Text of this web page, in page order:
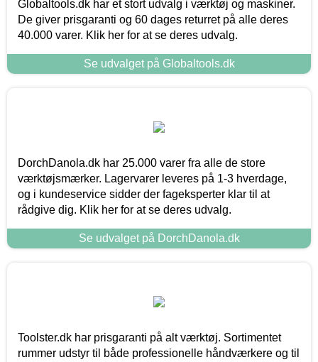
Globaltools.dk har et stort udvalg i værktøj og maskiner.
De giver prisgaranti og 60 dages returret på alle deres
40.000 varer. Klik her for at se deres udvalg.
Se udvalget på Globaltools.dk
DorchDanola.dk har 25.000 varer fra alle de store
værktøjsmærker. Lagervarer leveres på 1-3 hverdage,
og i kundeservice sidder der fageksperter klar til at
rådgive dig. Klik her for at se deres udvalg.
Se udvalget på DorchDanola.dk
Toolster.dk har prisgaranti på alt værktøj. Sortimentet
rummer udstyr til både professionelle håndværkere og til